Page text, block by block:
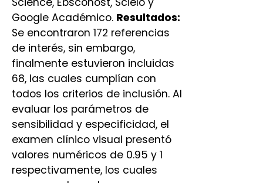
Google Académico. Resultados:
Se encontraron 172 referencias
de interés, sin embargo,
finalmente estuvieron incluidas
68, las cuales cumplían con
todos los criterios de inclusión. Al
evaluar los parámetros de
sensibilidad y especificidad, el
examen clínico visual presentó
valores numéricos de 0.95 y 1
respectivamente, los cuales